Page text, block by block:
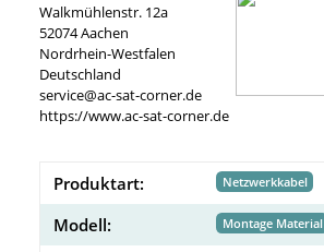
Walkmühlenstr. 12a
52074 Aachen
Nordrhein-Westfalen
Deutschland
service@ac-sat-corner.de
https://www.ac-sat-corner.de
Produktart: Netzwerkkabel
Modell: Montage Material